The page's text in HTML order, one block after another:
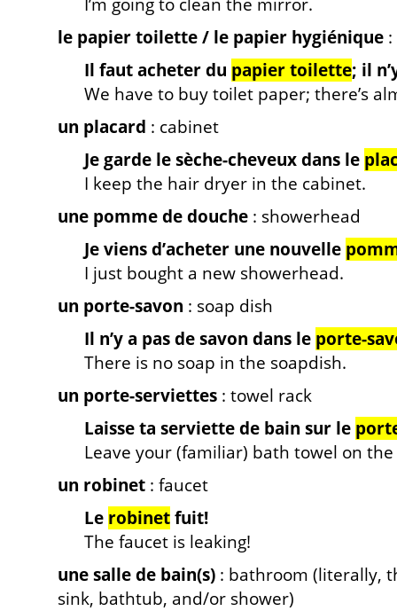
le papier toilette / le papier hygiénique
Il faut acheter du papier toilette; il
We have to buy toilet paper; there’s
un placard : cabinet
Je garde le sèche-cheveux dans le
I keep the hair dryer in the cabinet.
une pomme de douche : showerhead
Je viens d’acheter une nouvelle
I just bought a new showerhead.
un porte-savon : soap dish
Il n’y a pas de savon dans le porte-
There is no soap in the soapdish.
un porte-serviettes : towel rack
Laisse ta serviette de bain sur le
Leave your (familiar) bath towel on
un robinet : faucet
Le robinetfuit!
The faucet is leaking!
une salle de bain(s) : bathroom (literally,
sink, bathtub, and/or shower)